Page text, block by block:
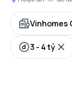
Vinhomes
3 - 4 tỷ